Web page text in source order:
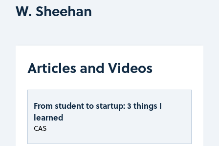
W. Sheehan
Articles and Videos
From student to startup: 3 things I
learned
CAS